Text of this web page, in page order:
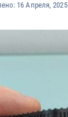
16 Апреля, 2025